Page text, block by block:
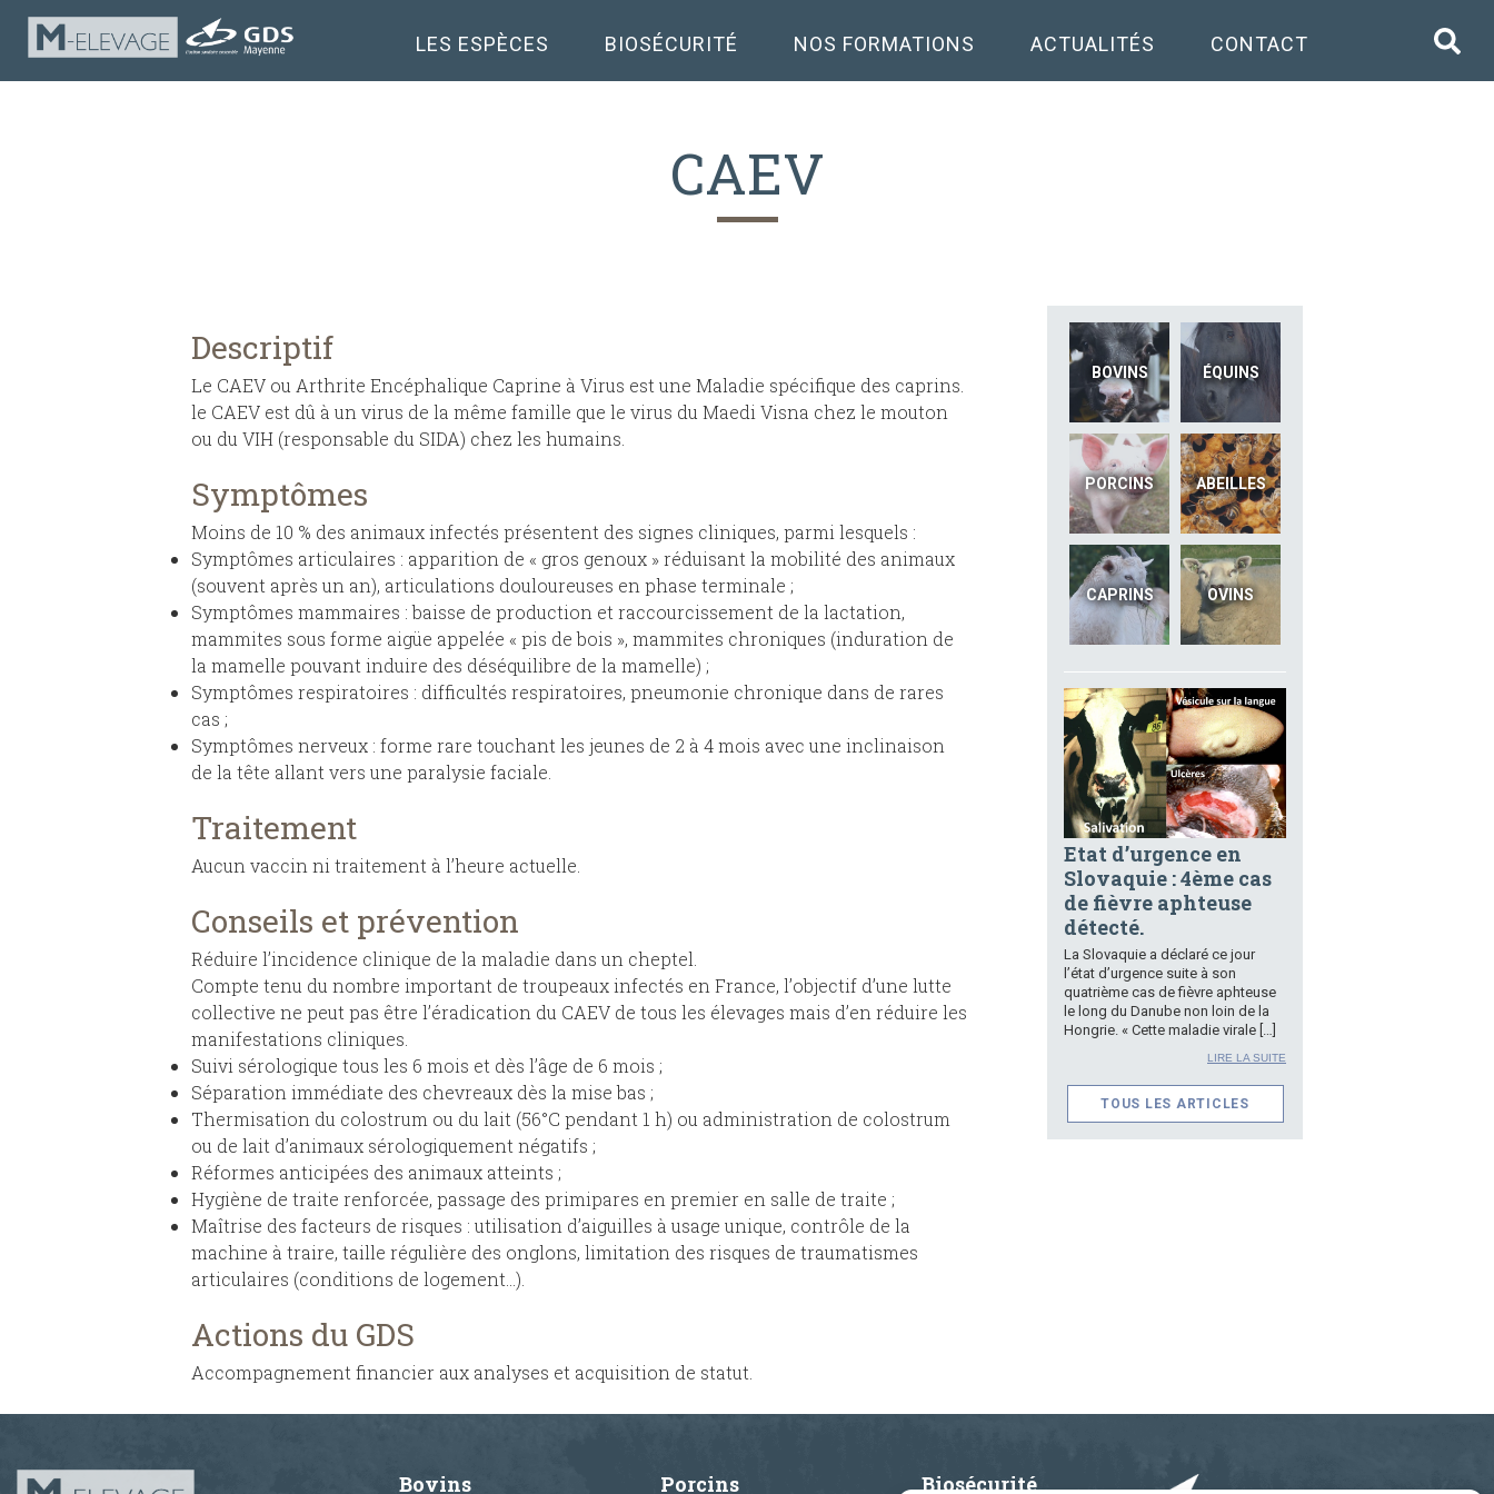
LES ESPÈCES BIOSÉCURITÉ NOS FORMATIONS ACTUALITÉS CONTACT
CAEV
Descriptif
Le CAEV ou Arthrite Encéphalique Caprine à Virus est une Maladie spécifique des caprins.
le CAEV est dû à un virus de la même famille que le virus du Maedi Visna chez le mouton
ou du VIH (responsable du SIDA) chez les humains.
Symptômes
Moins de 10 % des animaux infectés présentent des signes cliniques, parmi lesquels :
Symptômes articulaires : apparition de « gros genoux » réduisant la mobilité des animaux
(souvent après un an), articulations douloureuses en phase terminale ;
Symptômes mammaires : baisse de production et raccourcissement de la lactation,
mammites sous forme aigüe appelée « pis de bois », mammites chroniques (induration de
la mamelle pouvant induire des déséquilibre de la mamelle) ;
Symptômes respiratoires : difficultés respiratoires, pneumonie chronique dans de rares
cas ;
Symptômes nerveux : forme rare touchant les jeunes de 2 à 4 mois avec une inclinaison
de la tête allant vers une paralysie faciale.
Traitement
Aucun vaccin ni traitement à l’heure actuelle.
Conseils et prévention
Réduire l’incidence clinique de la maladie dans un cheptel.
Compte tenu du nombre important de troupeaux infectés en France, l’objectif d’une lutte
collective ne peut pas être l’éradication du CAEV de tous les élevages mais d’en réduire les
manifestations cliniques.
Suivi sérologique tous les 6 mois et dès l’âge de 6 mois ;
Séparation immédiate des chevreaux dès la mise bas ;
Thermisation du colostrum ou du lait (56°C pendant 1 h) ou administration de colostrum
ou de lait d’animaux sérologiquement négatifs ;
Réformes anticipées des animaux atteints ;
Hygiène de traite renforcée, passage des primipares en premier en salle de traite ;
Maîtrise des facteurs de risques : utilisation d’aiguilles à usage unique, contrôle de la
machine à traire, taille régulière des onglons, limitation des risques de traumatismes
articulaires (conditions de logement…).
Actions du GDS
Accompagnement financier aux analyses et acquisition de statut.
BOVINS ÉQUINS
PORCINS ABEILLES
CAPRINS OVINS
Etat d’urgence en
Slovaquie : 4ème cas
de fièvre aphteuse
détecté.
La Slovaquie a déclaré ce jour
l’état d’urgence suite à son
quatrième cas de fièvre aphteuse
le long du Danube non loin de la
Hongrie. « Cette maladie virale […]
LIRE LA SUITE
TOUS LES ARTICLES
Bovins Porcins Biosécurité